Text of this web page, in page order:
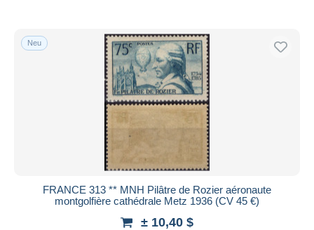
Neu
FRANCE 313 ** MNH Pilâtre de Rozier aéronaute
montgolfière cathédrale Metz 1936 (CV 45 €)
± 10,40 $